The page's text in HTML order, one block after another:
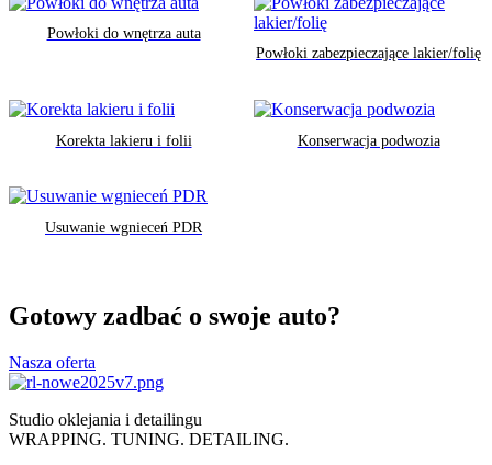
Powłoki do wnętrza auta
Powłoki zabezpieczające lakier/folię
Korekta lakieru i folii Konserwacja podwozia
Usuwanie wgnieceń PDR
Gotowy zadbać o swoje auto?
Nasza oferta
Studio oklejania i detailingu
WRAPPING. TUNING. DETAILING.